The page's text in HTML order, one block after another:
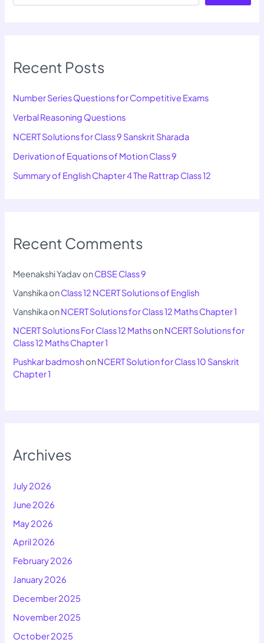
Recent Posts
Number Series Questions for Competitive Exams
Verbal Reasoning Questions
NCERT Solutions for Class 9 Sanskrit Sharada
Derivation of Equations of Motion Class 9
Summary of English Chapter 4 The Rattrap Class 12
Recent Comments
Meenakshi YadavonCBSE Class 9
VanshikaonClass 12 NCERT Solutions of English
VanshikaonNCERT Solutions for Class 12 Maths Chapter 1
NCERT Solutions For Class 12 MathsonNCERT Solutions for
Class 12 Maths Chapter 1
Pushkar badmoshonNCERT Solution for Class 10 Sanskrit
Chapter 1
Archives
July 2026
June 2026
May 2026
April 2026
February 2026
January 2026
December 2025
November 2025
October 2025